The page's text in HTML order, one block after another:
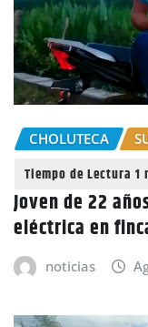
CHOLUTECA
Joven de 22
eléctrica en
noticias